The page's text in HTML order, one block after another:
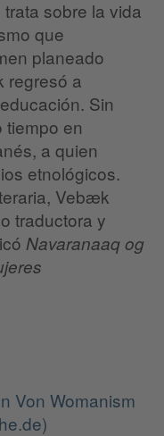
sobre la vida
que
planeado
regresó a
Sin
en
a quien
etnológicos.
Vebæk
traductora y
Navaranaaq og
Von Womanism